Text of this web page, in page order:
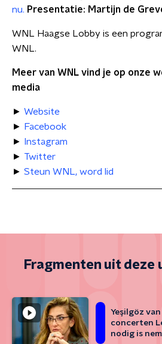
nu. Presentatie: Martijn de
WNL Haagse Lobby is een
WNL.
Meer van WNL vind je op onze
media
► Website
►
Facebook
►
Instagram
► Twitter
► Steun WNL, word lid
Fragmenten uit deze
Yeşilgöz
concerten
nodig is